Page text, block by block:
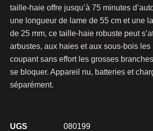
taille-haie offre jusqu’à 75 minutes
une longueur de lame de 55 cm et une
de 25 mm, ce taille-haie robuste peut
arbustes, aux haies et aux sous-bois les
coupant sans effort les grosses
se bloquer. Appareil nu, batteries et
séparément.
UGS
080199